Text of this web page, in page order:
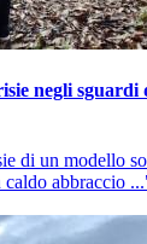
negli sguardi
di un modello
abbraccio